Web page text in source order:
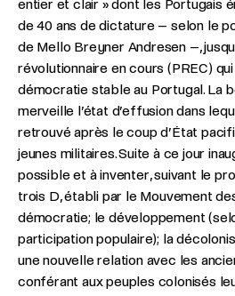
entier et clair » dont les Portugais
de 40 ans de dictature – selon le
de Mello Breyner Andresen –,
révolutionnaire en cours (PREC)
démocratie stable au Portugal. La
merveille l’état d’effusion dans
retrouvé après le coup d’État
jeunes militaires. Suite à ce jour
possible et à inventer, suivant le
trois D, établi par le Mouvement
démocratie; le développement
participation populaire); la
une nouvelle relation avec les
conférant aux peuples colonisés